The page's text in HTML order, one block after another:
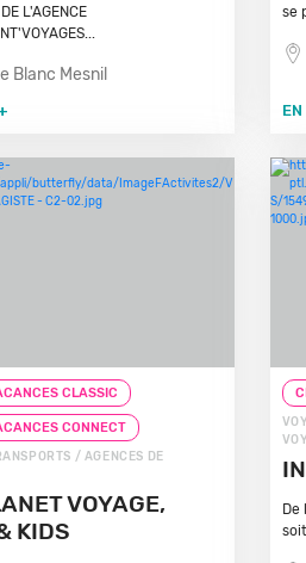
L'AGENCE
Blanc Mesnil
se
CLASSIC
CONNECT
/ AGENCES DE
VOYAGE,
KIDS